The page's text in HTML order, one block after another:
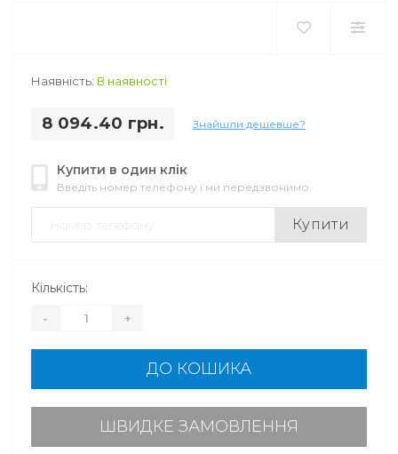
Наявність: В наявності
8 094.40 грн. Знайшли дешевше?
Купити в один клік
Введіть номер телефону і ми передзвонимо
Купити
Кількість:
- +
ДО КОШИКА
ШВИДКЕ ЗАМОВЛЕННЯ